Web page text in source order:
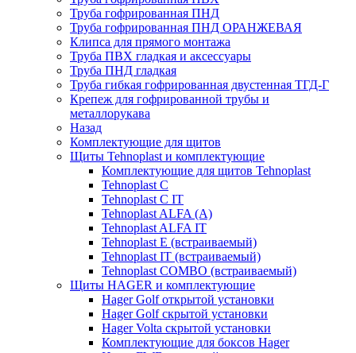
Труба гофрированная ПНД
Труба гофрированная ПНД ОРАНЖЕВАЯ
Клипса для прямого монтажа
Труба ПВХ гладкая и аксессуары
Труба ПНД гладкая
Труба гибкая гофрированная двустенная ТГД-Г
Крепеж для гофрированной трубы и
металлорукава
Назад
Комплектующие для щитов
Щиты Tehnoplast и комплектующие
Комплектующие для щитов Tehnoplast
Tehnoplast C
Tehnoplast C IT
Tehnoplast ALFA (А)
Tehnoplast ALFA IT
Tehnoplast E (встраиваемый)
Tehnoplast IT (встраиваемый)
Tehnoplast COMBO (встраиваемый)
Щиты HAGER и комплектующие
Hager Golf открытой установки
Hager Golf скрытой установки
Hager Volta скрытой установки
Комплектующие для боксов Hager